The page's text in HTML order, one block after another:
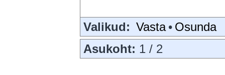
Valikud: Vasta • Osunda
Asukoht: 1 / 2